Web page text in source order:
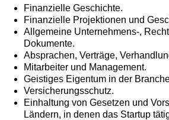
Finanzielle Geschichte.
Finanzielle Projektionen und
Allgemeine Unternehmens-,
Dokumente.
Absprachen, Verträge,
Mitarbeiter und Management.
Geistiges Eigentum in der
Versicherungsschutz.
Einhaltung von Gesetzen und
Ländern, in denen das Startup